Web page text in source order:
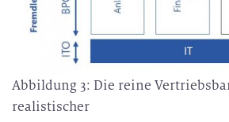
Abbildung 3: Die reine
realistischer